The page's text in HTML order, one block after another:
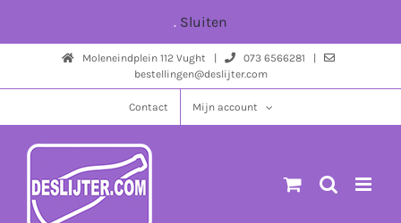
. Sluiten
Moleneindplein 112 Vught |
073 6566281 |
bestellingen@deslijter.com
Contact Mijn account